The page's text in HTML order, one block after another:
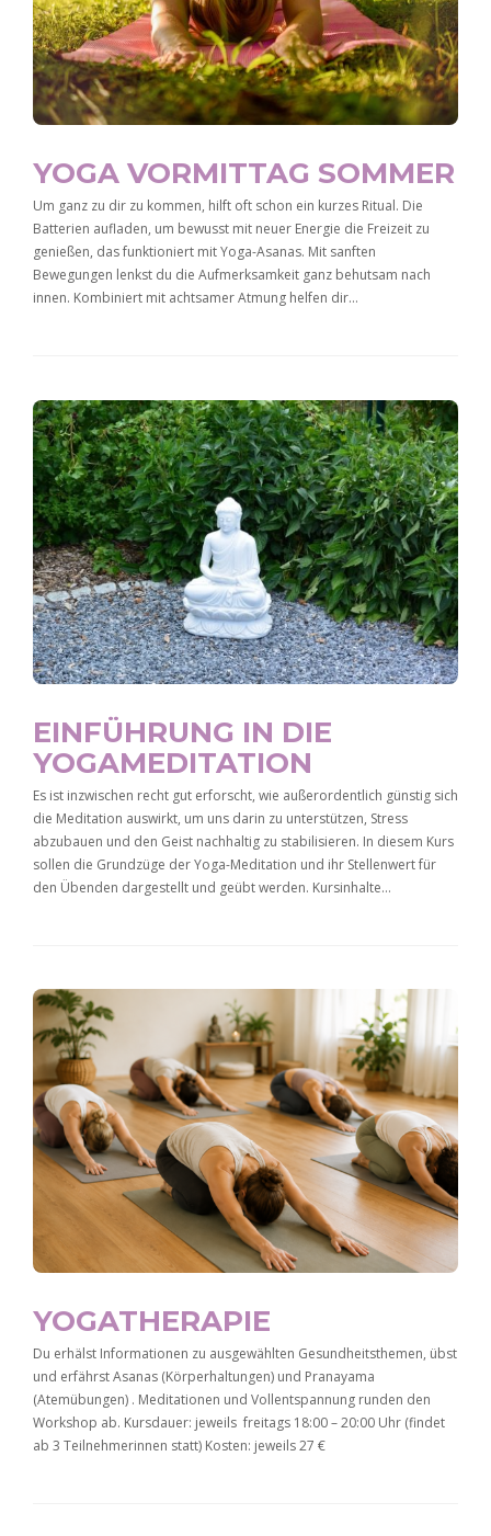
YOGA VORMITTAG SOMMER
Um ganz zu dir zu kommen, hilft oft schon ein kurzes Ritual. Die
Batterien aufladen, um bewusst mit neuer Energie die Freizeit zu
genießen, das funktioniert mit Yoga-Asanas. Mit sanften
Bewegungen lenkst du die Aufmerksamkeit ganz behutsam nach
innen. Kombiniert mit achtsamer Atmung helfen dir…
EINFÜHRUNG IN DIE
YOGAMEDITATION
Es ist inzwischen recht gut erforscht, wie außerordentlich günstig sich
die Meditation auswirkt, um uns darin zu unterstützen, Stress
abzubauen und den Geist nachhaltig zu stabilisieren. In diesem Kurs
sollen die Grundzüge der Yoga-Meditation und ihr Stellenwert für
den Übenden dargestellt und geübt werden. Kursinhalte…
YOGATHERAPIE
Du erhälst Informationen zu ausgewählten Gesundheitsthemen, übst
und erfährst Asanas (Körperhaltungen) und Pranayama
(Atemübungen) . Meditationen und Vollentspannung runden den
Workshop ab. Kursdauer: jeweils freitags 18:00 – 20:00 Uhr (findet
ab 3 Teilnehmerinnen statt) Kosten: jeweils 27 €